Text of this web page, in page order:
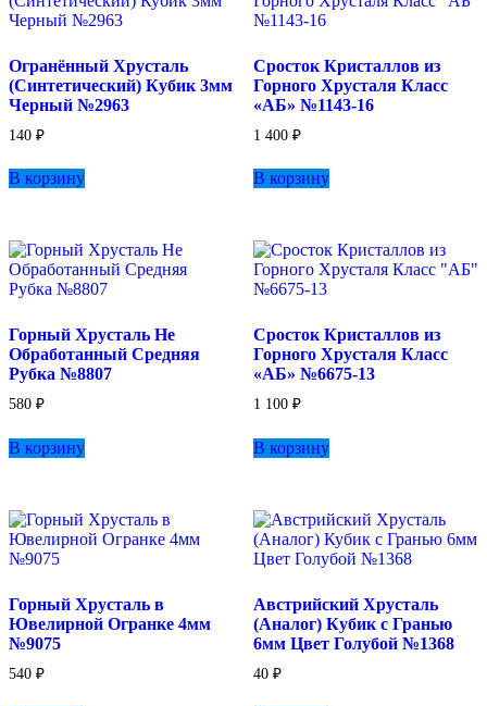
Огранённый Хрусталь
(Синтетический) Кубик 3мм
Черный №2963
140 ₽
В корзину
Сросток Кристаллов из
Горного Хрусталя Класс
«АБ» №1143-16
1 400 ₽
В корзину
Горный Хрусталь Не
Обработанный Средняя
Рубка №8807
580 ₽
В корзину
Сросток Кристаллов из
Горного Хрусталя Класс
«АБ» №6675-13
1 100 ₽
В корзину
Горный Хрусталь в
Ювелирной Огранке 4мм
№9075
540 ₽
Австрийский Хрусталь
(Аналог) Кубик с Гранью
6мм Цвет Голубой №1368
40 ₽